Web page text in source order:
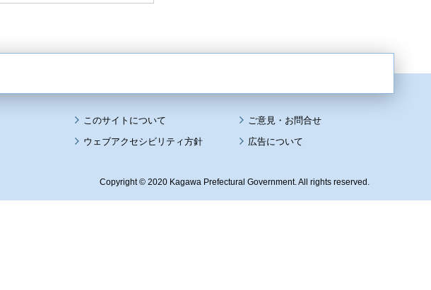
このサイトについて
ウェブアクセシビリティ方針 広告について
Copyright © 2020 Kagawa Prefectural Government. All rights reserved.